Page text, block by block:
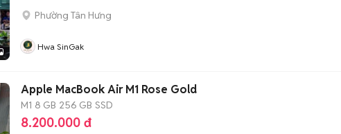
Phường Tân Hưng
Hwa SinGak
Apple MacBook Air M1 Rose Gold
M1 8 GB 256 GB SSD
8.200.000 đ